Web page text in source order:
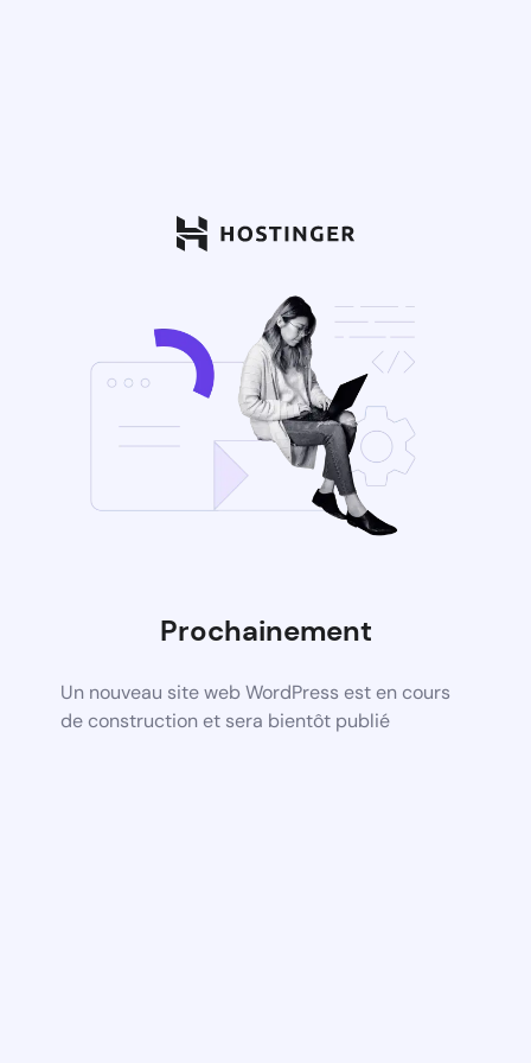
Prochainement
Un nouveau site web WordPress est en cours
de construction et sera bientôt publié